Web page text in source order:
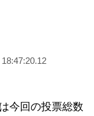
今回の投票総数